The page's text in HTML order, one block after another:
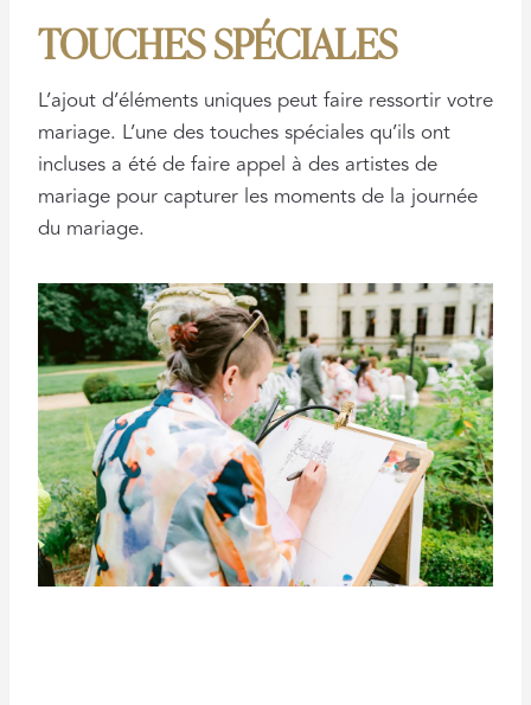
TOUCHES SPÉCIALES
L’ajout d’éléments uniques peut faire ressortir votre
mariage. L’une des touches spéciales qu’ils ont
incluses a été de faire appel à des artistes de
mariage pour capturer les moments de la journée
du mariage.